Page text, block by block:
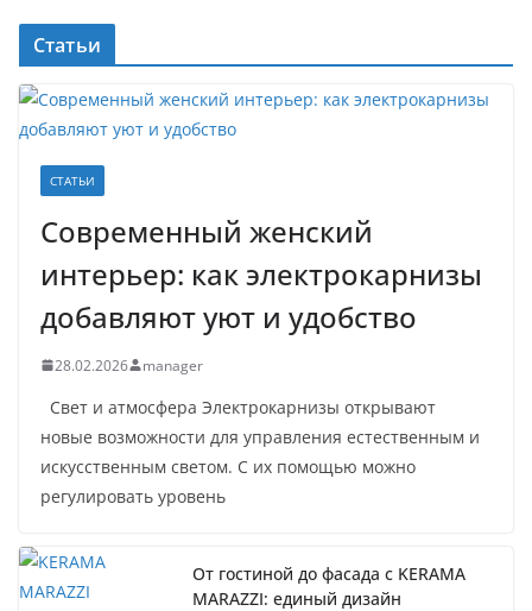
Статьи
СТАТЬИ
Современный женский
интерьер: как электрокарнизы
добавляют уют и удобство
28.02.2026 manager
Свет и атмосфера Электрокарнизы открывают
новые возможности для управления естественным и
искусственным светом. С их помощью можно
регулировать уровень
От гостиной до фасада с KERAMA
MARAZZI: единый дизайн